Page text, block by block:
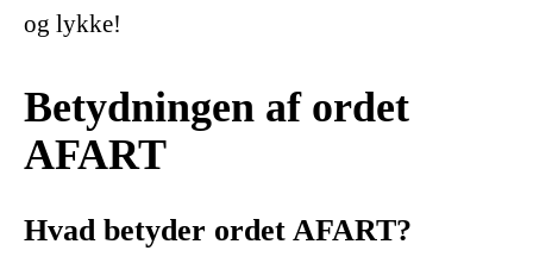
og lykke!
Betydningen af ordet
AFART
Hvad betyder ordet AFART?